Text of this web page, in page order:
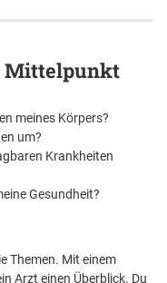
Mittelpunkt
meines Körpers?
um?
Krankheiten
Gesundheit?
Themen. Mit einem
Arzt einen Überblick. Du